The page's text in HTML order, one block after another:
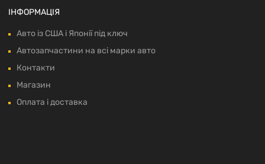
ІНФОРМАЦІЯ
Авто із США і Японії під ключ
Автозапчастини на всі марки авто
Контакти
Магазин
Оплата і доставка